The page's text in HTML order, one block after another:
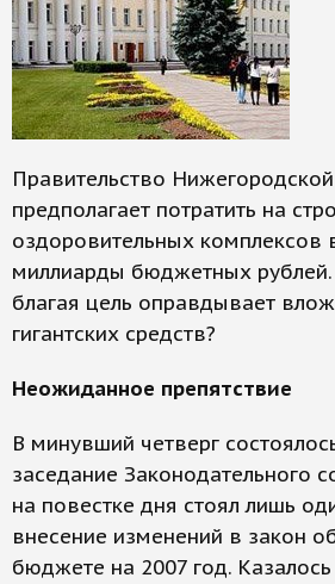
Правительство
предполагает потратить на
оздоровительных комплексов
миллиарды бюджетных рублей.
благая цель оправдывает
гигантских средств?
Неожиданное препятствие
В минувший четверг
заседание Законодательного
на повестке дня стоял лишь
внесение изменений в закон
бюджете на 2007 год.